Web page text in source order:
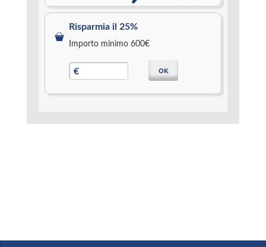
Risparmia il 25%
Importo minimo 600€
€ OK